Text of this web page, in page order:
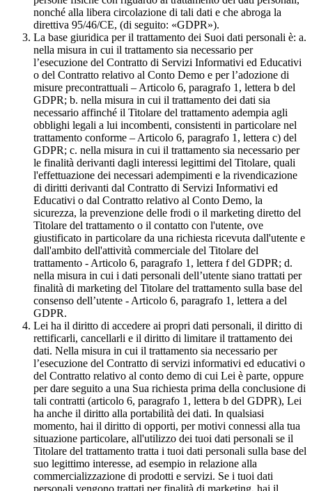
nonché alla libera circolazione di tali dati e che abroga la
direttiva 95/46/CE, (di seguito: «GDPR»).
La base giuridica per il trattamento dei Suoi dati personali è: a.
nella misura in cui il trattamento sia necessario per
l’esecuzione del Contratto di Servizi Informativi ed Educativi
o del Contratto relativo al Conto Demo e per l’adozione di
misure precontrattuali – Articolo 6, paragrafo 1, lettera b del
GDPR; b. nella misura in cui il trattamento dei dati sia
necessario affinché il Titolare del trattamento adempia agli
obblighi legali a lui incombenti, consistenti in particolare nel
trattamento conforme – Articolo 6, paragrafo 1, lettera c) del
GDPR; c. nella misura in cui il trattamento sia necessario per
le finalità derivanti dagli interessi legittimi del Titolare, quali
l'effettuazione dei necessari adempimenti e la rivendicazione
di diritti derivanti dal Contratto di Servizi Informativi ed
Educativi o dal Contratto relativo al Conto Demo, la
sicurezza, la prevenzione delle frodi o il marketing diretto del
Titolare del trattamento o il contatto con l'utente, ove
giustificato in particolare da una richiesta ricevuta dall'utente e
dall'ambito dell'attività commerciale del Titolare del
trattamento - Articolo 6, paragrafo 1, lettera f del GDPR; d.
nella misura in cui i dati personali dell’utente siano trattati per
finalità di marketing del Titolare del trattamento sulla base del
consenso dell’utente - Articolo 6, paragrafo 1, lettera a del
GDPR.
Lei ha il diritto di accedere ai propri dati personali, il diritto di
rettificarli, cancellarli e il diritto di limitare il trattamento dei
dati. Nella misura in cui il trattamento sia necessario per
l’esecuzione del Contratto di servizi informativi ed educativi o
del Contratto relativo al conto demo di cui Lei è parte, oppure
per dare seguito a una Sua richiesta prima della conclusione di
tali contratti (articolo 6, paragrafo 1, lettera b del GDPR), Lei
ha anche il diritto alla portabilità dei dati. In qualsiasi
momento, hai il diritto di opporti, per motivi connessi alla tua
situazione particolare, all'utilizzo dei tuoi dati personali se il
Titolare del trattamento tratta i tuoi dati personali sulla base del
suo legittimo interesse, ad esempio in relazione alla
commercializzazione di prodotti e servizi. Se i tuoi dati
personali vengono trattati per finalità di marketing, hai il